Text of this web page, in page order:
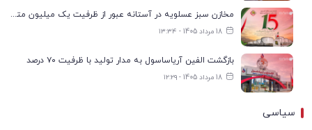
مخازن سبز عسلویه در آستانه عبور از ظرفیت یک میلیون مترمکعب
18 مرداد 1405 - ۱۳:۳۴
بازگشت الفین آریاساسول به مدار تولید با ظرفیت ۷۰ درصد
18 مرداد 1405 - ۱۲:۲۹
سیاسی